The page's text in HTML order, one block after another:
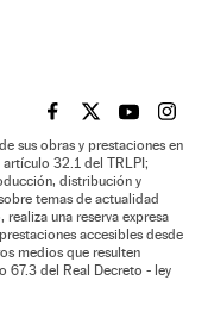
EL PAÍS BRASIL EN
EL PAÍSEL PAÍS
EL
sus obras y prestaciones en
artículo 32.1 del TRLPI;
distribución y
temas de actualidad
una reserva expresa
accesibles desde
medios que resulten
67.3 del Real Decreto - ley